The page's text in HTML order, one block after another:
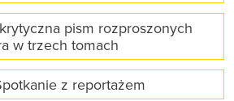
pism rozproszonych
w trzech tomach
z reportażem